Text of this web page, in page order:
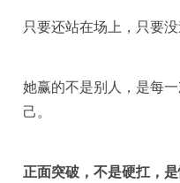
只要还站在场上，只要没
她赢的不是别人，是每
己。
正面突破，不是硬扛，